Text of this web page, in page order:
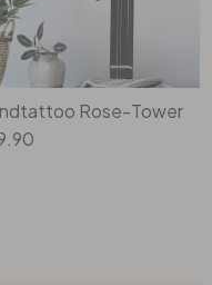
Rose-Tower